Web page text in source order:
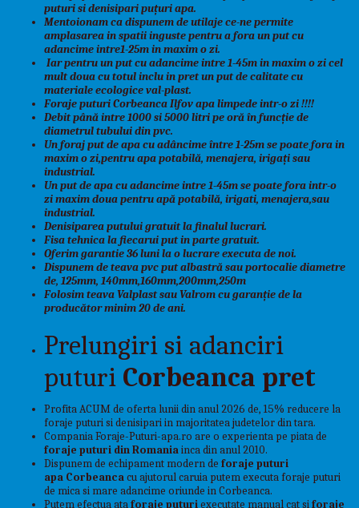
puturi si denisipari puțuri apa.
Mentoionam ca dispunem de utilaje ce-ne permite
amplasarea in spatii inguste pentru a fora un put cu
adancime intre1-25m in maxim o zi.
Iar pentru un put cu adancime intre 1-45m in maxim o zi cel
mult doua cu totul inclu in pret un put de calitate cu
materiale ecologice val-plast.
Foraje puturi Corbeanca Ilfov apa limpede intr-o zi !!!!
Debit până intre 1000 si 5000 litri pe oră în funcție de
diametrul tubului din pvc.
Un foraj put de apa cu adâncime între 1-25m se poate fora in
maxim o zi,pentru apapotabilă, menajera, irigați sau
industrial.
Un put de apa cu adancime intre 1-45m se poate fora intr-o
zi maxim doua pentru apă potabilă, irigati, menajera,sau
industrial.
Denisiparea putului gratuit la finalul lucrari.
Fisa tehnica la fiecarui put in parte gratuit.
Oferim garantie 36 luni la o lucrare executa de noi.
Dispunem de teava pvc put albastră sau portocalie diametre
de, 125mm, 140mm,160mm,200mm,250m
Folosim teava Valplast sau Valrom cu garanție de la
producător minim 20 de ani.
Prelungiri si adanciri
puturi Corbeanca pret
Profita ACUM de oferta lunii din anul 2026 de, 15% reducere la
foraje puturi si denisipari in majoritatea judetelor din tara.
Compania Foraje-Puturi-apa.ro are o experienta pe piata de
foraje puturi din Romaniainca din anul 2010.
Dispunem de echipament modern de foraje puturi
apa Corbeancacu ajutorul caruia putem executa foraje puturi
de mica si mare adancime oriunde in Corbeanca.
Putem efectua ataforaje puturiexecutate manual cat siforaje